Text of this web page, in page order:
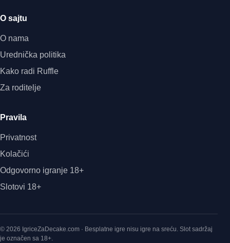
O sajtu
O nama
Urednička politika
Kako radi Ruffle
Za roditelje
Pravila
Privatnost
Kolačići
Odgovorno igranje 18+
Slotovi 18+
© 2026 IgriceZaDecake.com · Besplatne igre nisu igre na sreću. Slot sadržaj
je označen sa 18+.